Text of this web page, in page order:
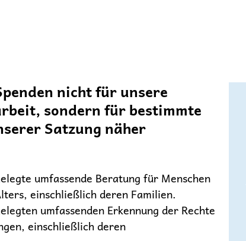
nicht für unsere
sondern für bestimmte
Satzung näher
umfassende Beratung für Menschen
einschließlich deren Familien.
umfassenden Erkennung der Rechte
einschließlich deren